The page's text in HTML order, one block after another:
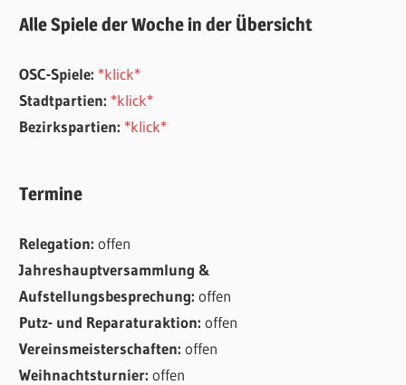
Alle Spiele der Woche in der Übersicht
OSC-Spiele: *klick*
Stadtpartien: *klick*
Bezirkspartien: *klick*
Termine
Relegation:offen
Jahreshauptversammlung &
Aufstellungsbesprechung:offen
Putz- und Reparaturaktion:offen
Vereinsmeisterschaften:offen
Weihnachtsturnier:offen